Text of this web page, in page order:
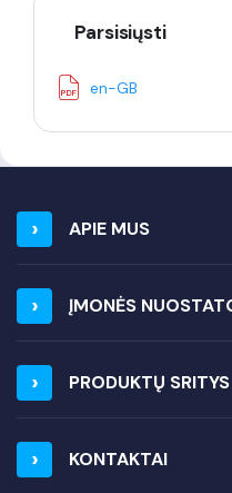
Parsisiųsti
en-GB
APIE MUS
ĮMONĖS
PRODUKTŲ SRITYS
KONTAKTAI